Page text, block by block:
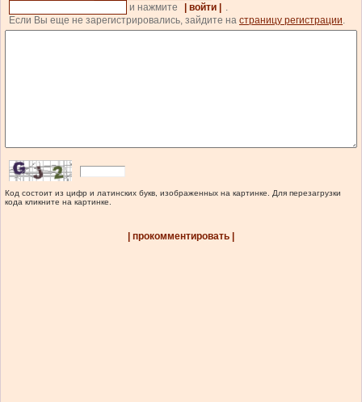
и нажмите
| войти |
.
Если Вы еще не зарегистрировались, зайдите на страницу регистрации.
Код состоит из цифр и латинских букв, изображенных на картинке. Для перезагрузки
кода кликните на картинке.
| прокомментировать |